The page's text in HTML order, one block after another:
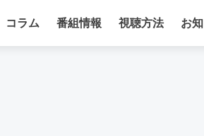
コラム 番組情報 視聴方法 お